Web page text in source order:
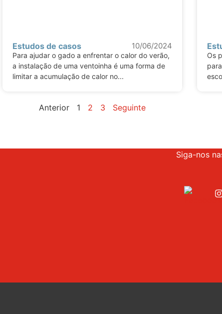
Estudos de casos 10/06/2024
Para ajudar o gado a enfrentar o calor do verão,
a instalação de uma ventoinha é uma forma de
limitar a acumulação de calor no...
Os
Anterior 1 2 3 Seguinte
Siga-nos